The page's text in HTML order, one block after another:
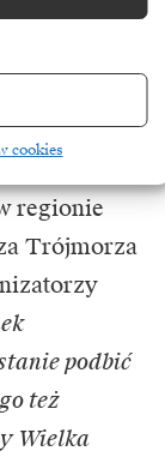
cookies
MSZ
regionie
Trójmorza
podbić
też
Wielka